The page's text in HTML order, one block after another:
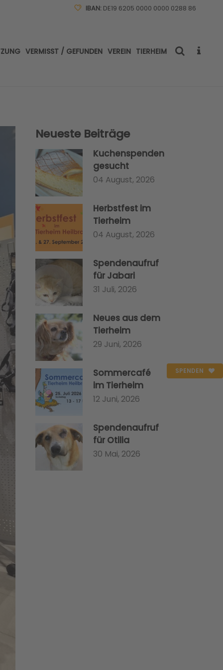
IBAN: DE19 6205 0000 0000 0288 86
VERMISST / GEFUNDEN VEREIN TIERHEIM
SPENDEN
Neueste Beiträge
Kuchenspenden
gesucht
04 August, 2026
Herbstfest im
Tierheim
04 August, 2026
Spendenaufruf
für Jabari
31 Juli, 2026
Neues aus dem
Tierheim
29 Juni, 2026
Sommercafé
im Tierheim
12 Juni, 2026
Spendenaufruf
für Otilia
30 Mai, 2026